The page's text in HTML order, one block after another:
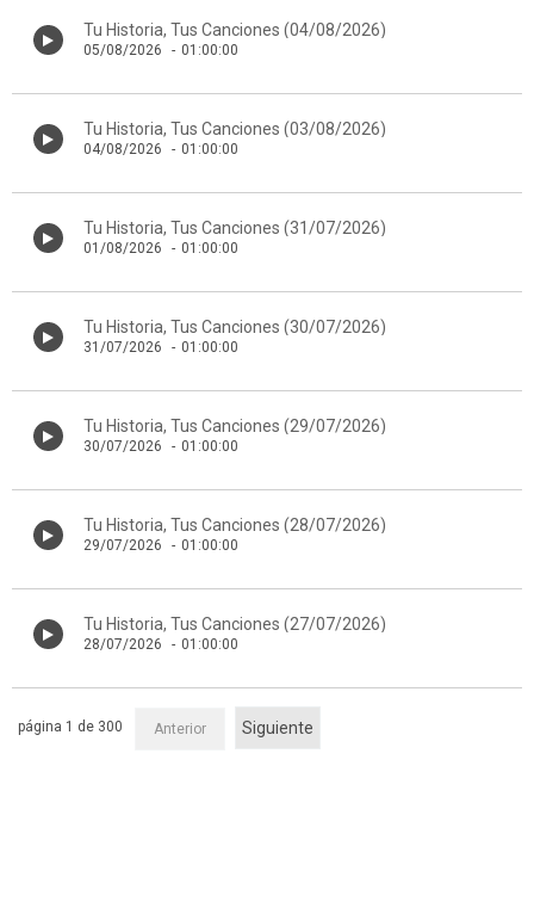
Tu Historia, Tus Canciones (04/08/2026)
05/08/2026 - 01:00:00
Tu Historia, Tus Canciones (03/08/2026)
04/08/2026 - 01:00:00
Tu Historia, Tus Canciones (31/07/2026)
01/08/2026 - 01:00:00
Tu Historia, Tus Canciones (30/07/2026)
31/07/2026 - 01:00:00
Tu Historia, Tus Canciones (29/07/2026)
30/07/2026 - 01:00:00
Tu Historia, Tus Canciones (28/07/2026)
29/07/2026 - 01:00:00
Tu Historia, Tus Canciones (27/07/2026)
28/07/2026 - 01:00:00
Anterior Siguiente
página 1 de 300